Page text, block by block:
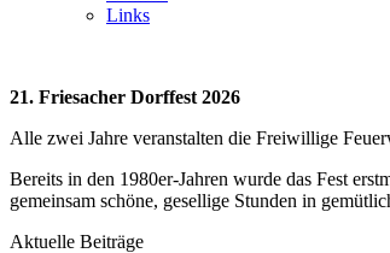
Links
21. Friesacher Dorffest 2026
Alle zwei Jahre veranstalten die Freiwillige
Bereits in den 1980er-Jahren wurde das Fest
gemeinsam schöne, gesellige Stunden in
Aktuelle Beiträge